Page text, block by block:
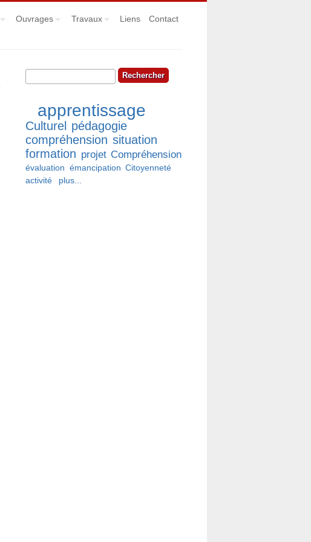
Ouvrages Travaux Liens Contact
Formulaire de recherche
Rechercher
apprentissage
Culturel pédagogie
compréhension situation
formation projet Compréhension
évaluation émancipation Citoyenneté
activité
plus...